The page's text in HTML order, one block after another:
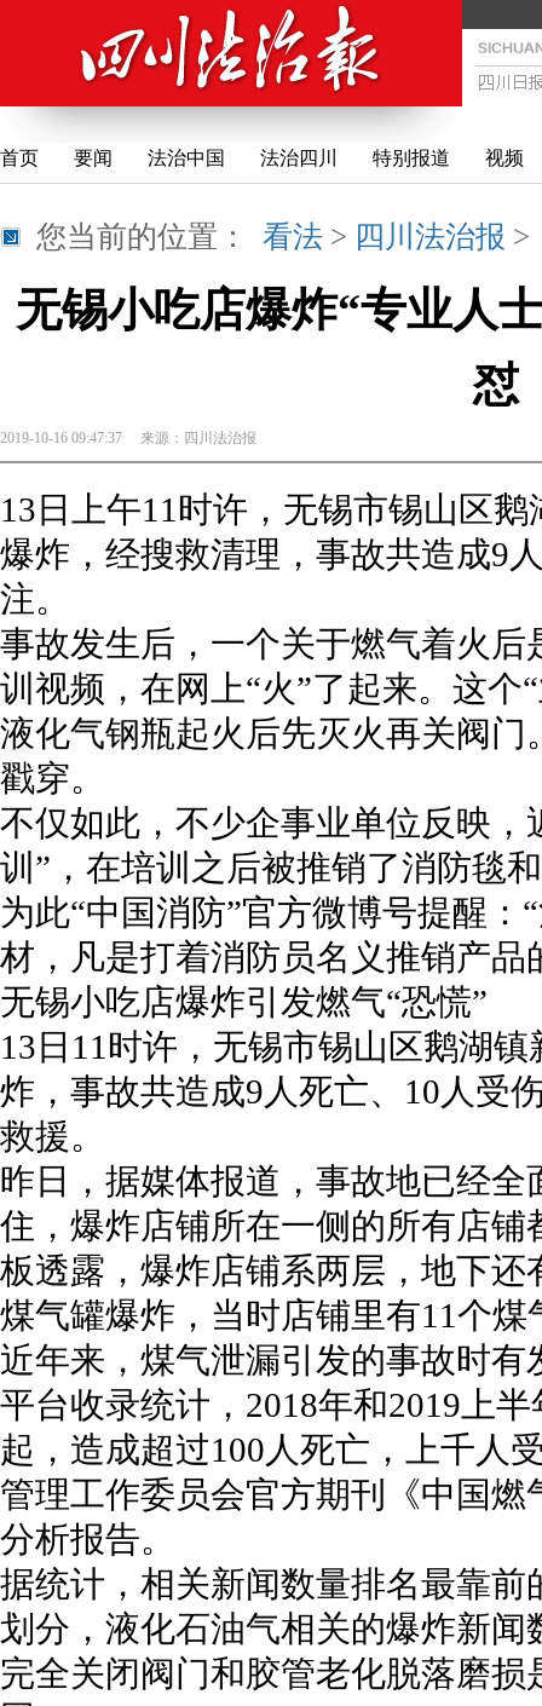
首页 要闻 法治中国 法治四川 特别报道 视频
您当前的位置： 看法 > 四川法治报
无锡小吃店爆炸“专业人
怼
2019-10-16 09:47:37 来源： 四川法治报
13日上午11时许，无锡市锡山区
爆炸，经搜救清理，事故共造成9
注。
事故发生后，一个关于燃气着火
训视频，在网上“火”了起来。这个
液化气钢瓶起火后先灭火再关阀
戳穿。
不仅如此，不少企事业单位反映，
训”，在培训之后被推销了消防毯
为此“中国消防”官方微博号提醒：
材，凡是打着消防员名义推销产品
无锡小吃店爆炸引发燃气“恐慌”
13日11时许，无锡市锡山区鹅湖
炸，事故共造成9人死亡、10人受
救援。
昨日，据媒体报道，事故地已经
住，爆炸店铺所在一侧的所有店
板透露，爆炸店铺系两层，地下
煤气罐爆炸，当时店铺里有11个煤
近年来，煤气泄漏引发的事故时有
平台收录统计，2018年和2019上
起，造成超过100人死亡，上千人
管理工作委员会官方期刊《中国
分析报告。
据统计，相关新闻数量排名最靠
划分，液化石油气相关的爆炸新
完全关闭阀门和胶管老化脱落磨